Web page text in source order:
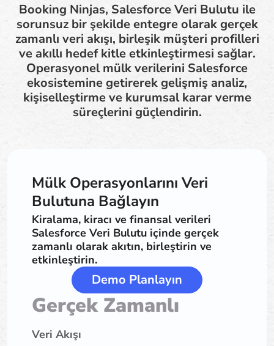
Booking Ninjas, Salesforce Veri Bulutu ile
sorunsuz bir şekilde entegre olarak gerçek
zamanlı veri akışı, birleşik müşteri profilleri
ve akıllı hedef kitle etkinleştirmesi sağlar.
Operasyonel mülk verilerini Salesforce
ekosistemine getirerek gelişmiş analiz,
kişiselleştirme ve kurumsal karar verme
süreçlerini güçlendirin.
Mülk Operasyonlarını Veri
Bulutuna Bağlayın
Kiralama, kiracı ve finansal verileri
Salesforce Veri Bulutu içinde gerçek
zamanlı olarak akıtın, birleştirin ve
etkinleştirin.
Demo Planlayın
Gerçek Zamanlı
Veri Akışı